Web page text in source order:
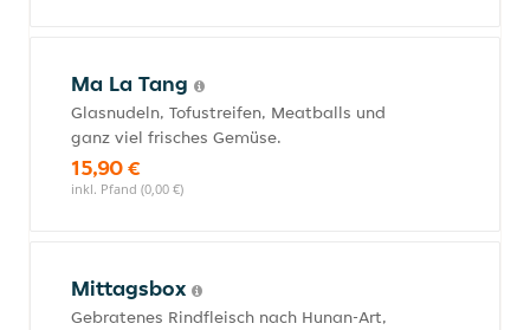
Ma La Tang
Glasnudeln, Tofustreifen, Meatballs und
ganz viel frisches Gemüse.
15,90 €
inkl. Pfand (0,00 €)
Mittagsbox
Gebratenes Rindfleisch nach Hunan-Art,